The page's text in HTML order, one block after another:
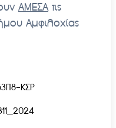
ΑΜΕΣΑτις
Αμφιλοχίας
ΚΣΡ